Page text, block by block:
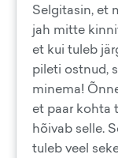
Selgitasin, et
jah mitte
et kui tuleb
pileti ostnud,
minema!
et paar kohta
hõivab selle.
tuleb veel